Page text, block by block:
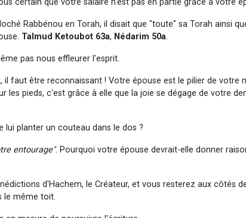
Rabbénou en Torah, il disait que "toute" sa Torah ainsi
Talmud Ketoubot 63a, Nédarim 50a.
pas nous effleurer l'esprit.
il faut être reconnaissant ! Votre épouse est le pilier de votre
les pieds, c'est grâce à elle que la joie se dégage de votre
lui planter un couteau dans le dos ?
entourage". Pourquoi votre épouse devrait-elle donner
d'Hachem, le Créateur, et vous resterez aux côtés
le même toit.